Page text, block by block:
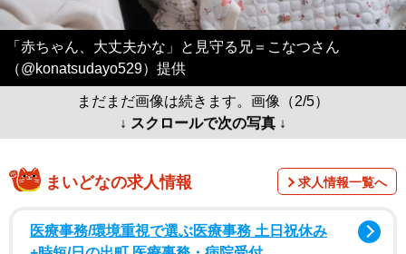
「赤ちゃん、大丈夫かな」と見守る兄＝こなつさん
（@konatsudayo529）提供
まだまだ画像は続きます。画像（2/5）
↓ スクロールで次の写真 ↓
まいどなの求人情報 求人情報一覧へ
医療事務/環境重視で選ぶ医療事務 土日祝休み